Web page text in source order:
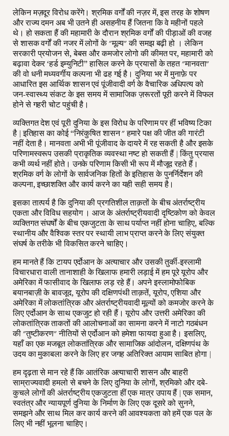
लेकिन मज़दूर विरोध करेंगे। श्रमिक वर्गों की नज़र में, इस तरह के शोषण
और राज्य दमन अब भी उतने ही असहनीय हैं जितना कि वे महीनों पहले
थे। हो सकता हैं की महामारी के दौरान श्रमिक वर्गों की पीड़ाओं की वजह
से शासक वर्गों की नजर में लोगों के "मूल्य" की समझ बढ़ी हो । लेकिन
सरकारी प्रयोजन से, बेबस और कमजोर लोगो की कीमत पर, महामारी को
बढ़ावा देकर ‘हर्ड इम्युनिटी” हासिल करने के प्रयासों के तहत "मानवता"
की वो धनी मध्यवर्गीय कल्पना भी ढह गई है। दुनिया भर में मुनाफ़े पर
आधारित इस आर्थिक शासन एवं पूंजीवादी वर्ग के वैचारिक अधिपत्य को
जन-स्वास्थ्य संकट के इस समय में सामाजिक ज़रूरतों पूरी करने में विफल
होने से गहरी चोट पहुंची है।
व्यक्तिगत देश एवं पूरी दुनिया के इस विरोध के परिणाम पर हीं भविष्य टिका
है | इतिहास का कोई “निरंकुषित शासन " हमारे पक्ष की जीत की गारंटी
नहीं देता है। मानवता अभी भी पूंजीवाद के दायरे में रह सकती है और इसके
परिणामस्वरूप उसकी प्राकृतिक व्यवस्था नष्ट हो सकती हैं | किंतु प्रयास
कभी व्यर्थ नहीं होते। उनके परिणाम किसी भी रूप में मौजूद रहते हैं।
श्रमिक वर्ग के लोगों के सार्वजनिक हितों के इतिहास के पुनर्निर्देशन की
कल्पना, इच्छाशक्ति और कार्य करने का यही सही समय है।
इसका तात्पर्य है कि दुनिया की प्रगतिशील ताक़तों के बीच अंतर्राष्ट्रीय
एकता और विविध सहयोग । आज के अंतर्राष्ट्रीयवादी दृष्टिकोण को केवल
व्यक्तिगत संघर्षों के बीच एकजुटता के साथ पर्याप्त नहीं होना चाहिए, बल्कि
स्थानीय और वैश्विक स्तर पर स्थायी लाभ प्राप्त करने के लिए संयुक्त
संघर्ष के तरीके भी विकसित करने चाहिए।
हम मानते हैं कि टायप एर्दोआन के अत्याचार और उसकी तुर्की-इस्लामी
विचारधारा वाली तानाशाही के खिलाफ हमारी लड़ाई में हम पूरे यूरोप और
अमेरिका में फासीवाद के खिलाफ लड़ रहे हैं। अपने इस्लामोफोबिक
बयानबाज़ी के बावजूद, यूरोप की दक्षिणपंथी ताक़तें, यूरोप, एशिया और
अमेरिका में लोकतांत्रिक और अंतर्राष्ट्रीयवादी मूल्यों को कमजोर करने के
लिए एर्दोआन के साथ एकजुट हो रही हैं। यूरोप और उत्तरी अमेरिका की
लोकतांत्रिक ताकतों की आलोचनाओं का सामना करने में नाटो गठबंधन
की "तुष्टीकरण" नीतियों से एर्दोआन को हमेशा फायदा हुआ है। इसलिए,
यहाँ का एक मजबूत लोकतांत्रिक और सामाजिक आंदोलन, दक्षिणपंथ के
उदय का मुकाबला करने के लिए हर जगह अतिरिक्त आयाम साबित होगा |
हम दृढ़ता से मान रहे हैं कि आतंरिक अत्याचारी शासन और बाहरी
साम्राज्यवादी हमलो से बचने के लिए दुनिया के लोगों, श्रमिको और दबे-
कुचले लोगों की अंतर्राष्ट्रीय एकजुटता हीं एक मात्र उपाय हैं | एक समान,
स्वतंत्र और न्यायपूर्ण दुनिया के निर्माण के लिए एक दूसरे को सुनने,
समझने और साथ मिल कर कार्य करने की आवश्यकता को हमें एक पल के
लिए भी नहीं भूलना चाहिए।